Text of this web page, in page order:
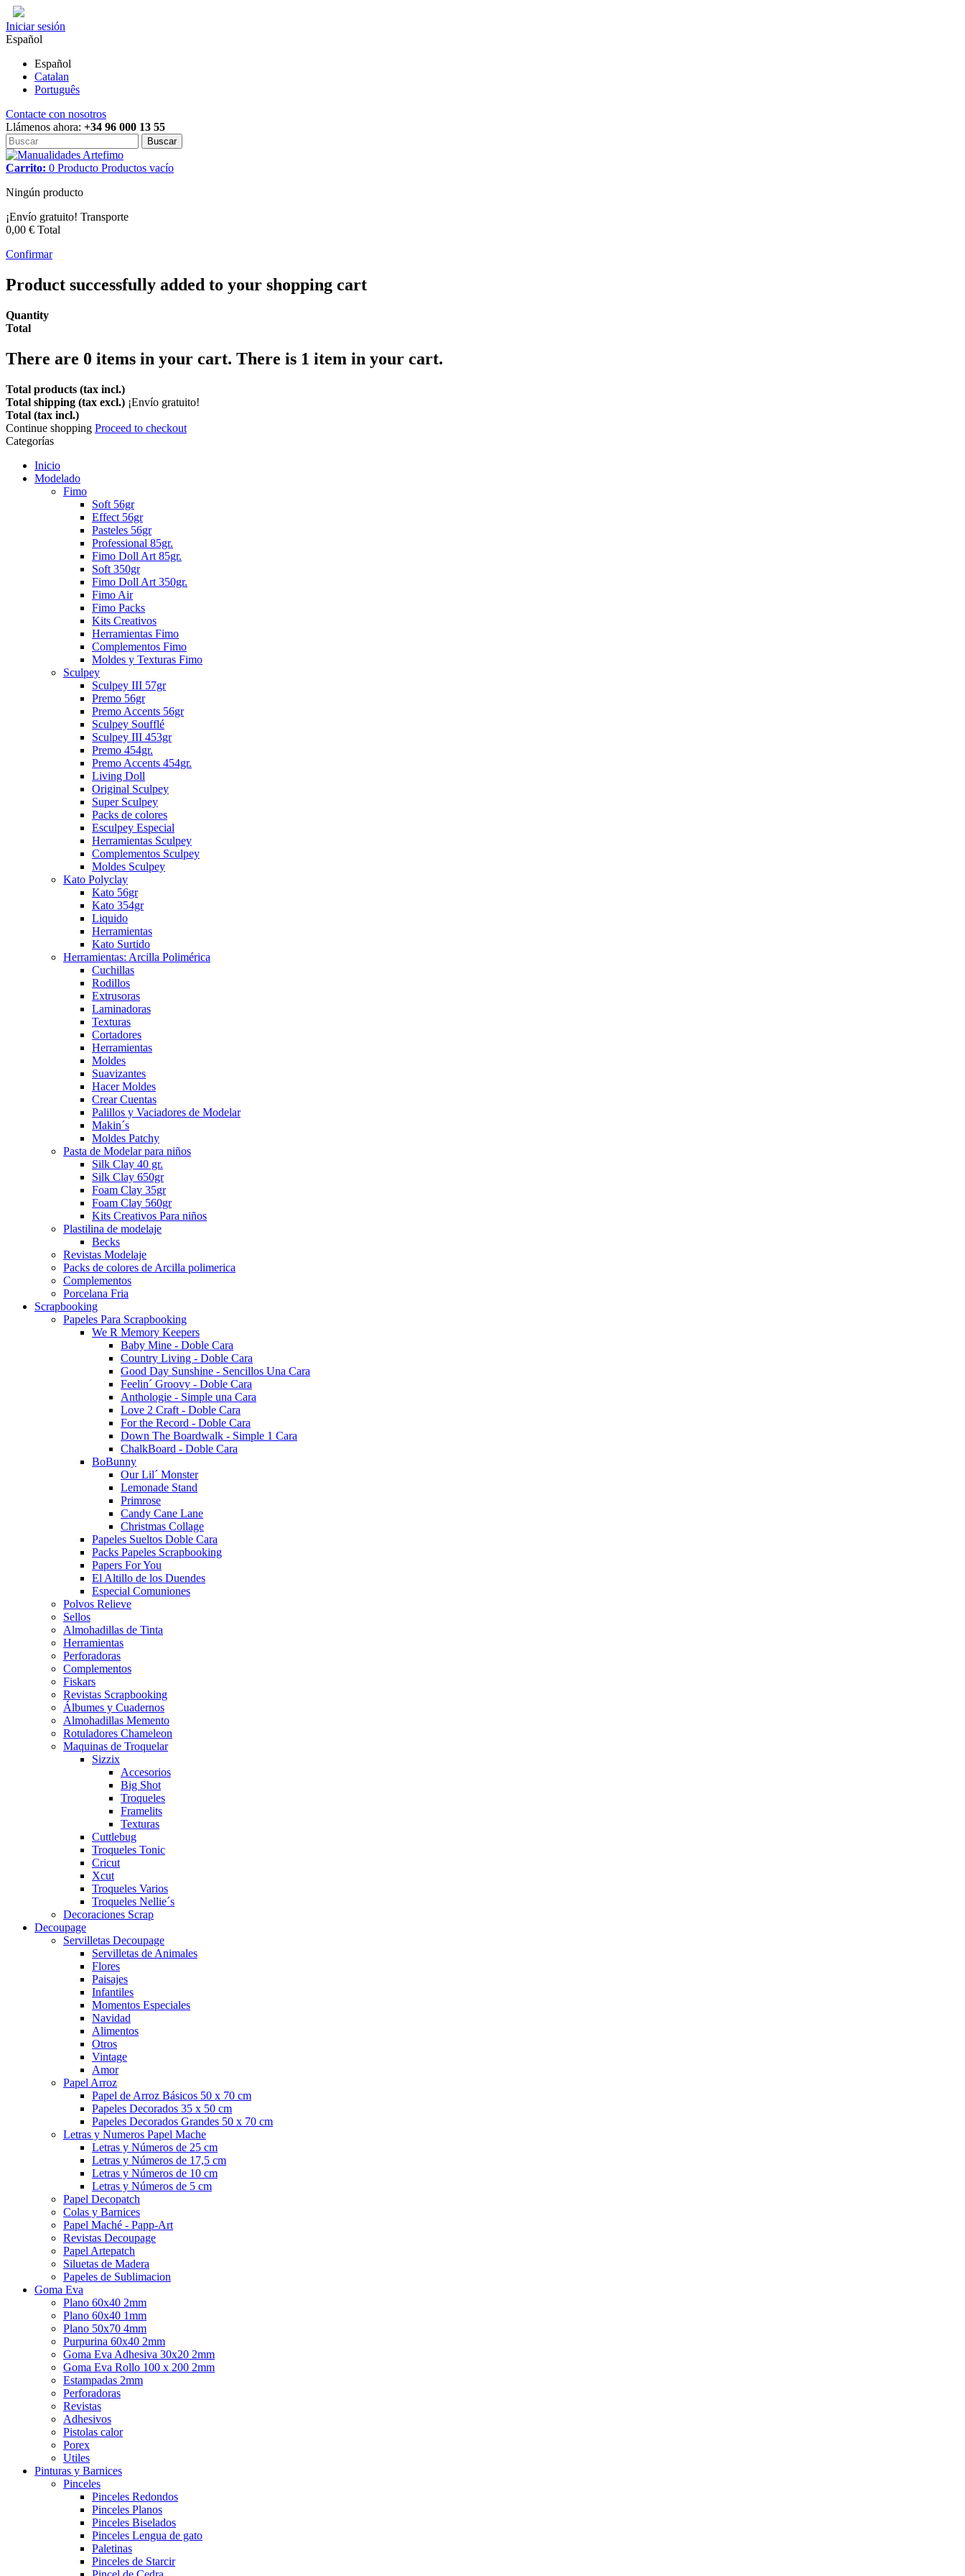
Iniciar sesión
Español
Español
Catalan
Português
Contacte con nosotros
Llámenos ahora: +34 96 000 13 55
Buscar
Carrito: 0 Producto Productos vacío
Ningún producto
¡Envío gratuito! Transporte
0,00 € Total
Confirmar
Product successfully added to your shopping cart
Quantity
Total
There are 0 items in your cart. There is 1 item in your cart.
Total products (tax incl.)
Total shipping (tax excl.) ¡Envío gratuito!
Total (tax incl.)
Continue shopping Proceed to checkout
Categorías
Inicio
Modelado
Fimo
Soft 56gr
Effect 56gr
Pasteles 56gr
Professional 85gr.
Fimo Doll Art 85gr.
Soft 350gr
Fimo Doll Art 350gr.
Fimo Air
Fimo Packs
Kits Creativos
Herramientas Fimo
Complementos Fimo
Moldes y Texturas Fimo
Sculpey
Sculpey III 57gr
Premo 56gr
Premo Accents 56gr
Sculpey Soufflé
Sculpey III 453gr
Premo 454gr.
Premo Accents 454gr.
Living Doll
Original Sculpey
Super Sculpey
Packs de colores
Esculpey Especial
Herramientas Sculpey
Complementos Sculpey
Moldes Sculpey
Kato Polyclay
Kato 56gr
Kato 354gr
Liquido
Herramientas
Kato Surtido
Herramientas: Arcilla Polimérica
Cuchillas
Rodillos
Extrusoras
Laminadoras
Texturas
Cortadores
Herramientas
Moldes
Suavizantes
Hacer Moldes
Crear Cuentas
Palillos y Vaciadores de Modelar
Makin´s
Moldes Patchy
Pasta de Modelar para niños
Silk Clay 40 gr.
Silk Clay 650gr
Foam Clay 35gr
Foam Clay 560gr
Kits Creativos Para niños
Plastilina de modelaje
Becks
Revistas Modelaje
Packs de colores de Arcilla polimerica
Complementos
Porcelana Fria
Scrapbooking
Papeles Para Scrapbooking
We R Memory Keepers
Baby Mine - Doble Cara
Country Living - Doble Cara
Good Day Sunshine - Sencillos Una Cara
Feelin´ Groovy - Doble Cara
Anthologie - Simple una Cara
Love 2 Craft - Doble Cara
For the Record - Doble Cara
Down The Boardwalk - Simple 1 Cara
ChalkBoard - Doble Cara
BoBunny
Our Lil´ Monster
Lemonade Stand
Primrose
Candy Cane Lane
Christmas Collage
Papeles Sueltos Doble Cara
Packs Papeles Scrapbooking
Papers For You
El Altillo de los Duendes
Especial Comuniones
Polvos Relieve
Sellos
Almohadillas de Tinta
Herramientas
Perforadoras
Complementos
Fiskars
Revistas Scrapbooking
Álbumes y Cuadernos
Almohadillas Memento
Rotuladores Chameleon
Maquinas de Troquelar
Sizzix
Accesorios
Big Shot
Troqueles
Framelits
Texturas
Cuttlebug
Troqueles Tonic
Cricut
Xcut
Troqueles Varios
Troqueles Nellie´s
Decoraciones Scrap
Decoupage
Servilletas Decoupage
Servilletas de Animales
Flores
Paisajes
Infantiles
Momentos Especiales
Navidad
Alimentos
Otros
Vintage
Amor
Papel Arroz
Papel de Arroz Básicos 50 x 70 cm
Papeles Decorados 35 x 50 cm
Papeles Decorados Grandes 50 x 70 cm
Letras y Numeros Papel Mache
Letras y Números de 25 cm
Letras y Números de 17,5 cm
Letras y Números de 10 cm
Letras y Números de 5 cm
Papel Decopatch
Colas y Barnices
Papel Maché - Papp-Art
Revistas Decoupage
Papel Artepatch
Siluetas de Madera
Papeles de Sublimacion
Goma Eva
Plano 60x40 2mm
Plano 60x40 1mm
Plano 50x70 4mm
Purpurina 60x40 2mm
Goma Eva Adhesiva 30x20 2mm
Goma Eva Rollo 100 x 200 2mm
Estampadas 2mm
Perforadoras
Revistas
Adhesivos
Pistolas calor
Porex
Utiles
Pinturas y Barnices
Pinceles
Pinceles Redondos
Pinceles Planos
Pinceles Biselados
Pinceles Lengua de gato
Paletinas
Pinceles de Starcir